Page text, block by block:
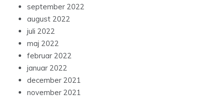
september 2022
august 2022
juli 2022
maj 2022
februar 2022
januar 2022
december 2021
november 2021